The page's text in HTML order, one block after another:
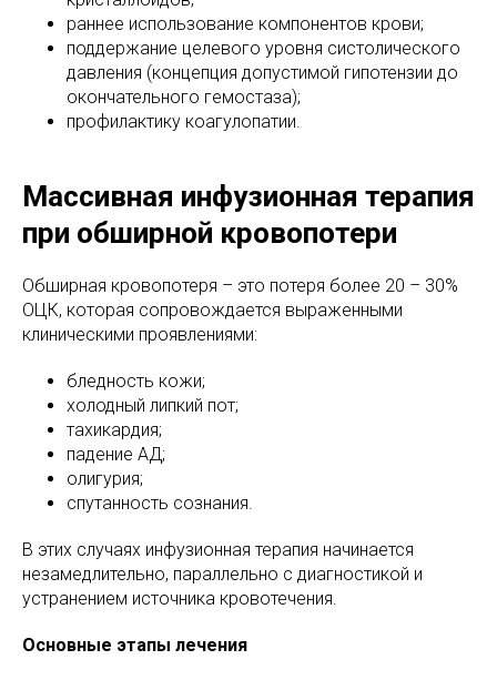
раннее использование компонентов крови;
поддержание целевого уровня систолического
давления (концепция допустимой гипотензии до
окончательного гемостаза);
профилактику коагулопатии.
Массивная инфузионная терапия
при обширной кровопотери
Обширная кровопотеря – это потеря более 20 – 30%
ОЦК, которая сопровождается выраженными
клиническими проявлениями:
бледность кожи;
холодный липкий пот;
тахикардия;
падение АД;
олигурия;
спутанность сознания.
В этих случаях инфузионная терапия начинается
незамедлительно, параллельно с диагностикой и
устранением источника кровотечения.
Основные этапы лечения